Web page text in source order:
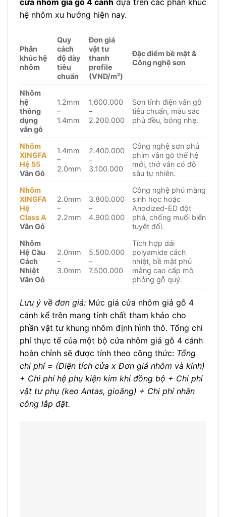
hệ nhôm xu hướng hiện nay.
Phân
khúc hệ
nhôm
Quy
cách
độ dày
tiêu
chuẩn
Đơn giá
vật tư
thanh
profile
(VND/m²)
Đặc điểm bề mặt &
Công nghệ sơn
Nhôm
hệ
thông
dụng
vân gỗ
1.2mm
–
1.4mm
1.600.000
–
2.200.000
Sơn tĩnh điện vân gỗ
tiêu chuẩn, màu sắc
phủ đều, bóng nhẹ.
Nhôm
XINGFA
Hệ 55
Vân Gỗ
1.4mm
–
2.0mm
2.400.000
–
3.100.000
Công nghệ sơn phủ
phim vân gỗ thế hệ
mới, thớ vân có độ
sâu tự nhiên.
Nhôm
XINGFA
Hệ
Class A
Vân Gỗ
2.0mm
–
2.2mm
3.800.000
–
4.900.000
Công nghệ phủ màng
sinh học hoặc
Anodized-ED đột
phá, chống muối biển
tuyệt đối.
Nhôm
Hệ Cầu
Cách
Nhiệt
Vân Gỗ
2.0mm
–
3.0mm
5.500.000
–
7.500.000
Tích hợp dải
polyamide cách
nhiệt, bề mặt phủ
màng cao cấp mô
phỏng gỗ quý.
Lưu ý về đơn giá: Mức giá cửa nhôm giả gỗ 4
cánh kể trên mang tính chất tham khảo cho
phần vật tư khung nhôm định hình thô. Tổng chi
phí thực tế của một bộ cửa nhôm giả gỗ 4 cánh
hoàn chỉnh sẽ được tính theo công thức: Tổng
chi phí = (Diện tích cửa x Đơn giá nhôm và kính)
+ Chi phí hệ phụ kiện kim khí đồng bộ + Chi phí
vật tư phụ (keo Antas, gioăng) + Chi phí nhân
công lắp đặt.